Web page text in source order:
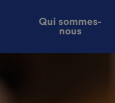
Qui sommes-
nous